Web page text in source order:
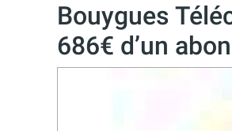
Bouygues
686€ d’un